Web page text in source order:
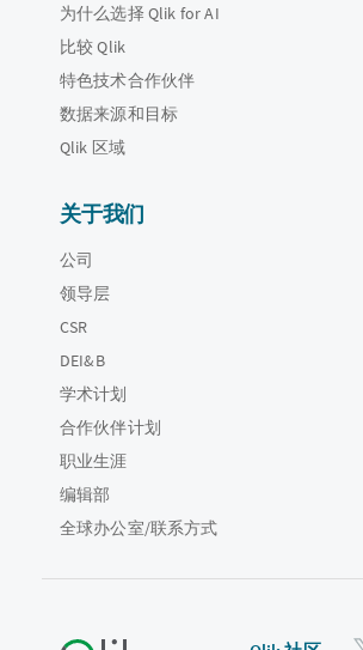
为什么选择 Qlik for AI
比较 Qlik
特色技术合作伙伴
数据来源和目标
Qlik 区域
关于我们
公司
领导层
CSR
DEI&B
学术计划
合作伙伴计划
职业生涯
编辑部
全球办公室/联系方式